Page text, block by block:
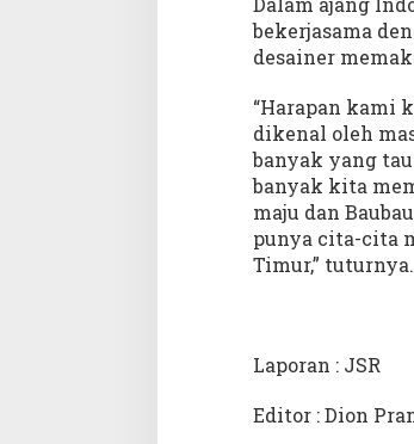
bekerjasama
desainer
“Harapan kami
dikenal oleh
banyak yang
banyak kita
maju dan
punya cita-cita
Timur,” tuturnya.
Laporan : JSR
Editor : Dion